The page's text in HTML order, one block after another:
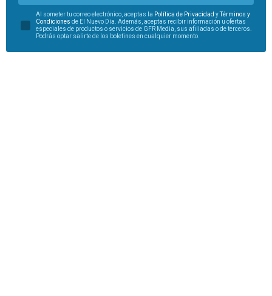
Al someter tu correo electrónico, aceptas la Política de Privacidad yTérminos y
Condiciones de El Nuevo Día. Además, aceptas recibir información u ofertas
especiales de productos o servicios de GFR Media, sus afiliadas o de terceros.
Podrás optar salirte de los boletines en cualquier momento.